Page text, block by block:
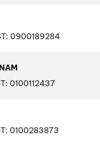
: 0900189284
: 0100112437
: 0100283873